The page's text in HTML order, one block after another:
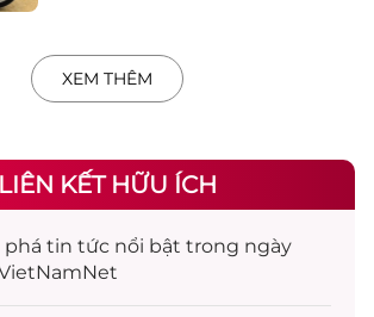
XEM THÊM
LIÊN KẾT HỮU ÍCH
phá tin tức nổi bật trong ngày